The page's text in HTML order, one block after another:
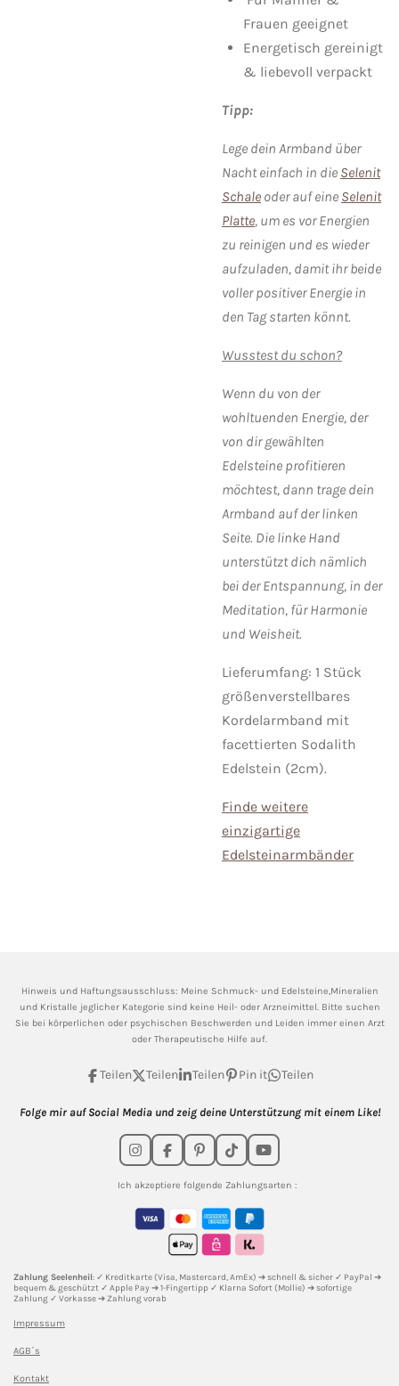
Frauen geeignet
Energetisch gereinigt
& liebevoll verpackt
Tipp:
Lege dein Armband über
Nacht einfach in die Selenit
Schale oder auf eine Selenit
Platte, um es vor Energien
zu reinigen und es wieder
aufzuladen, damit ihr beide
voller positiver Energie in
den Tag starten könnt.
Wusstest du schon?
Wenn du von der
wohltuenden Energie, der
von dir gewählten
Edelsteine profitieren
möchtest, dann trage dein
Armband auf der linken
Seite. Die linke Hand
unterstützt dich nämlich
bei der Entspannung, in der
Meditation, für Harmonie
und Weisheit.
Lieferumfang: 1 Stück
größenverstellbares
Kordelarmband mit
facettierten Sodalith
Edelstein (2cm).
Finde weitere
einzigartige
Edelsteinarmbänder
Hinweis und Haftungsausschluss: Meine Schmuck- und Edelsteine,Mineralien
und Kristalle jeglicher Kategorie sind keine Heil- oder Arzneimittel. Bitte suchen
Sie bei körperlichen oder psychischen Beschwerden und Leiden immer einen Arzt
oder Therapeutische Hilfe auf.
Teilen Teilen Teilen Pin it Teilen
Folge mir auf Social Media und zeig deine Unterstützung mit einem Like!
I
n
s
a
g
F
a
c
o
o
k
P
i
n
e
r
e
s
T
i
k
o
k
Y
o
u
u
b
Ich akzeptiere folgende Zahlungsarten :
Zahlung Seelenheil: ✓ Kreditkarte (Visa, Mastercard, AmEx) ➔ schnell & sicher ✓ PayPal ➔
bequem & geschützt ✓ Apple Pay ➔ 1-Fingertipp ✓ Klarna Sofort (Mollie) ➔ sofortige
Zahlung ✓ Vorkasse ➔ Zahlung vorab
Impressum
AGB´s
Kontakt